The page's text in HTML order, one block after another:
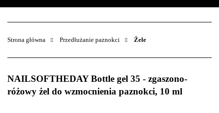
Dodaj zgłoszenie
Zgody cookies
Strona główna Przedłużanie paznokci Żele
NAILSOFTHEDAY Bottle gel 35 - zgaszono-
różowy żel do wzmocnienia paznokci, 10 ml